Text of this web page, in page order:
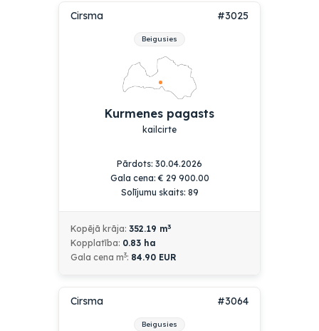
Cirsma #3025
Beigusies
Kurmenes pagasts
kailcirte
Pārdots: 30.04.2026
Gala cena:€ 29 900.00
Solījumu skaits: 89
Kopējā krāja: 352.19 m3
Kopplatība: 0.83 ha
Gala cena m3: 84.90 EUR
Cirsma #3064
Beigusies